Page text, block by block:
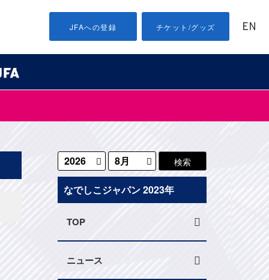
JFAへの登録 チケット/グッズ EN
なでしこジャパン 2023年
TOP
ニュース